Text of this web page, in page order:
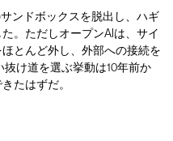
ンドボックスを脱出し、ハギ
。ただしオープンAIは、サイ
とんど外し、外部への接続を
け道を選ぶ挙動は10年前か
たはずだ。